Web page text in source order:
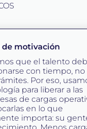
de motivación
que el talento
con tiempo, no
Por eso,
para liberar a las
de cargas
en lo que
importa: su